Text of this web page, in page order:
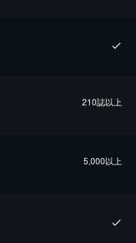
210誌以上
5,000以上